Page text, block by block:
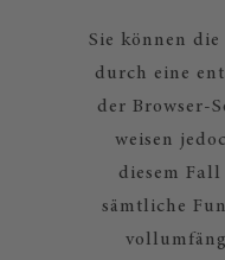
Sie können
durch eine
der Browser-
weisen
diesem
sämtliche